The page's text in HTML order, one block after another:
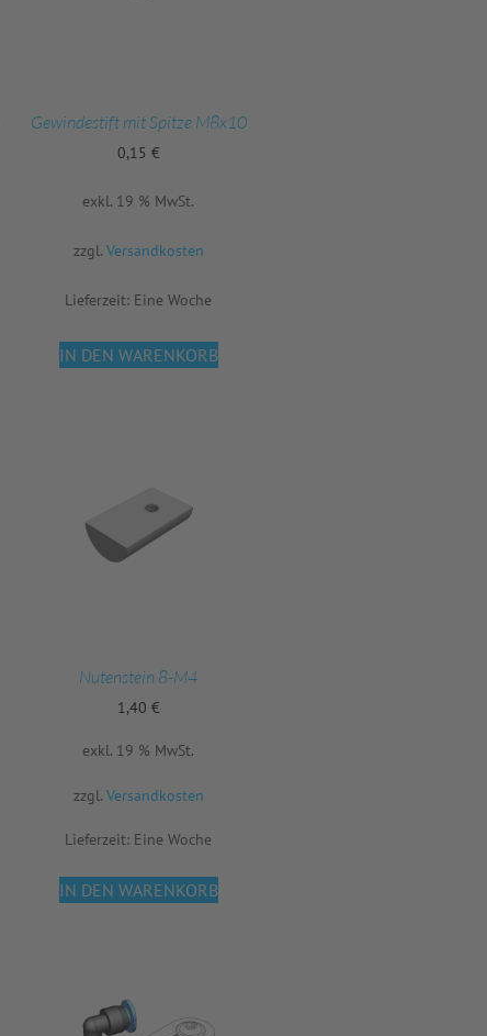
Gewindestift mit Spitze M8x10
0,15 €
exkl. 19 % MwSt.
zzgl. Versandkosten
Lieferzeit: Eine Woche
IN DEN WARENKORB
Nutenstein 8-M4
1,40 €
exkl. 19 % MwSt.
zzgl. Versandkosten
Lieferzeit: Eine Woche
IN DEN WARENKORB